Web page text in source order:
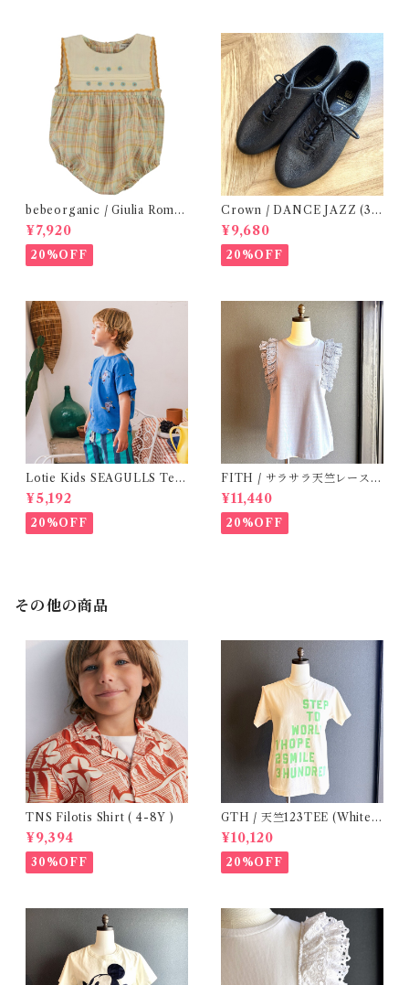
bebeorganic / Giulia Romp
er Lagoon Check( 6・12ｍ)
¥7,920
20%OFF
Crown / DANCE JAZZ (3:2
2cm / 6:24-24,5 ) Black
¥9,680
20%OFF
Lotie Kids SEAGULLS Tee
(12m- 8Y)
¥5,192
20%OFF
FITH / サラサラ天竺レースT
シャツ (BL) / 145・155
¥11,440
20%OFF
その他の商品
TNS Filotis Shirt ( 4-8Y )
¥9,394
30%OFF
GTH / 天竺123TEE (White)
/ Size 1
¥10,120
20%OFF